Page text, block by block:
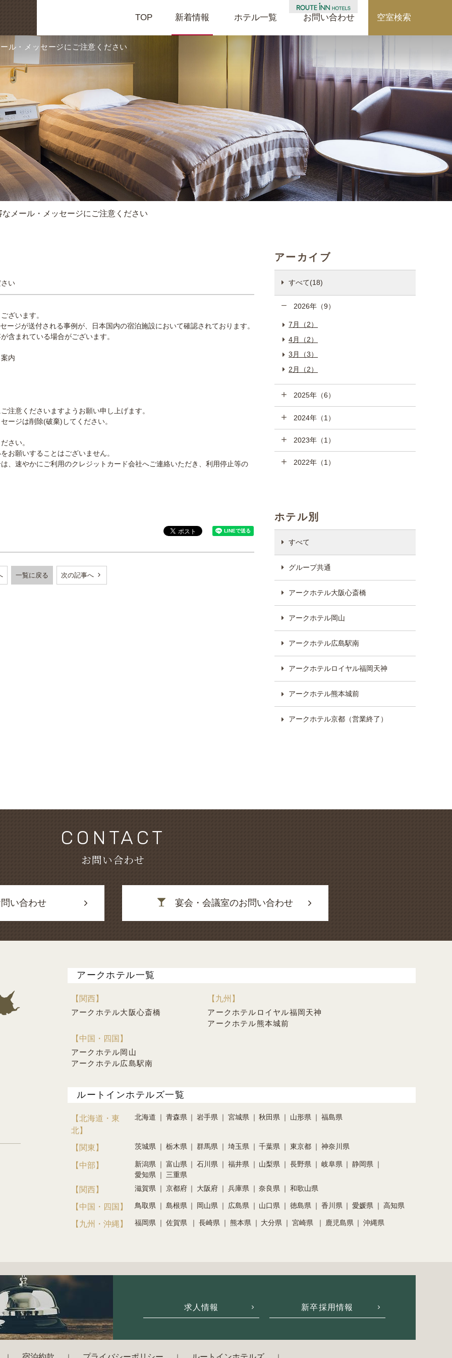
ル・メッセージにご注意ください
TOP 新着情報 ホテル一覧 お問い合わせ 空室検索
メール・メッセージにご注意ください
い
ざいます。
ジが送付される事例が、日本国内の宿泊施設において確認されております。
含まれている場合がございます。
内
注意くださいますようお願い申し上げます。
ージは削除(破棄)してください。
さい。
願いすることはございません。
、速やかにご利用のクレジットカード会社へご連絡いただき、利用停止等の
一覧に戻る 次の記事へ
アーカイブ
すべて(18)
2026年（9）
7月（2）
4月（2）
3月（3）
2月（2）
2025年（6）
2024年（1）
2023年（1）
2022年（1）
ホテル別
すべて
グループ共通
アークホテル大阪心斎橋
アークホテル岡山
アークホテル広島駅南
アークホテルロイヤル福岡天神
アークホテル熊本城前
アークホテル京都（営業終了）
CONTACT
お問い合わせ
い合わせ 宴会・会議室のお問い合わせ
アークホテル一覧
【関西】
アークホテル大阪心斎橋
【中国・四国】
アークホテル岡山
アークホテル広島駅南
【九州】
アークホテルロイヤル福岡天神
アークホテル熊本城前
ルートインホテルズ一覧
【北海道・東
北】
北海道 青森県 岩手県 宮城県 秋田県 山形県 福島県
【関東】 茨城県 栃木県 群馬県 埼玉県 千葉県 東京都 神奈川県
【中部】 新潟県 富山県 石川県 福井県 山梨県 長野県 岐阜県
静岡県
愛知県
三重県
【関西】 滋賀県 京都府 大阪府 兵庫県 奈良県 和歌山県
【中国・四国】 鳥取県 島根県 岡山県 広島県 山口県 徳島県 香川県 愛媛県 高知県
【九州・沖縄】 福岡県 佐賀県 長崎県 熊本県 大分県 宮崎県 鹿児島県 沖縄県
求人情報 新卒採用情報